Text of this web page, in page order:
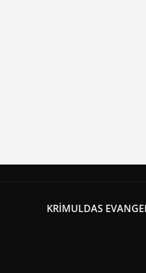
KRİMULDAS